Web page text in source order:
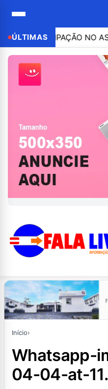
ÚLTIMAS NO
Início›
whatsapp-image-2024-
04-04-at-